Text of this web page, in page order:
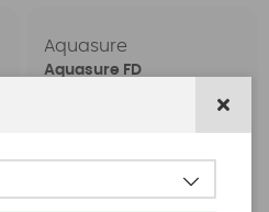
Aquasure
Aquasure FD